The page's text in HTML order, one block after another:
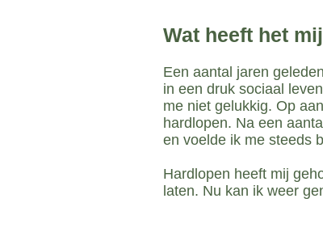
Wat heeft het
Een aantal jaren
in een druk sociaal
me niet gelukkig. Op
hardlopen. Na een
en voelde ik me steeds
Hardlopen heeft mij
laten. Nu kan ik weer